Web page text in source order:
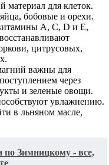
материал для клеток.
бобовые и орехи.
A, C, D и E,
цитрусовых,
важны для
через
и зеленые овощи.
увлажнению.
в льняном масле,
по Зимницкому - все,